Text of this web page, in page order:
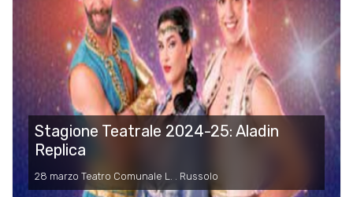
Stagione Teatrale 2024-25: Aladin
Replica
28 marzo Teatro Comunale L. . Russolo